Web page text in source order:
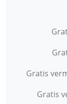
Gratis
Gratis